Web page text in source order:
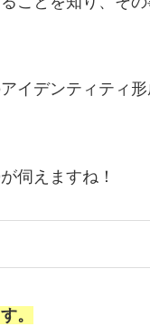
イデンティティ
伺えますね！
。